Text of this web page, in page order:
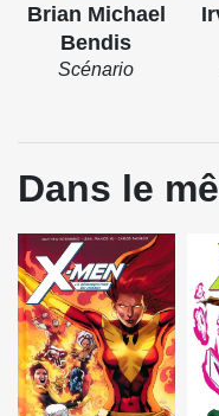
Brian Michael
Bendis
Scénario
Dans le